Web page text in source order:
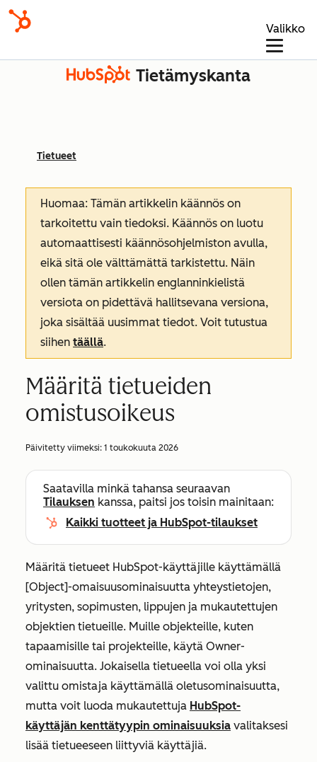
Valikko
Tietämyskanta
Tietueet
Huomaa: Tämän artikkelin käännös on
tarkoitettu vain tiedoksi. Käännös on luotu
automaattisesti käännösohjelmiston avulla,
eikä sitä ole välttämättä tarkistettu. Näin
ollen tämän artikkelin englanninkielistä
versiota on pidettävä hallitsevana versiona,
joka sisältää uusimmat tiedot. Voit tutustua
siihen täällä.
Määritä tietueiden
omistusoikeus
Päivitetty viimeksi: 1 toukokuuta 2026
Saatavilla minkä tahansa seuraavan
Tilauksen kanssa, paitsi jos toisin mainitaan:
Kaikki tuotteet ja HubSpot-tilaukset
Määritä tietueet HubSpot-käyttäjille käyttämällä
[Object]-omaisuusominaisuutta yhteystietojen,
yritysten, sopimusten, lippujen ja mukautettujen
objektien tietueille. Muille objekteille, kuten
tapaamisille tai projekteille, käytä Owner-
ominaisuutta. Jokaisella tietueella voi olla yksi
valittu omistaja käyttämällä oletusominaisuutta,
mutta voit luoda mukautettuja HubSpot-
käyttäjän kenttätyypin ominaisuuksia valitaksesi
lisää tietueeseen liittyviä käyttäjiä.